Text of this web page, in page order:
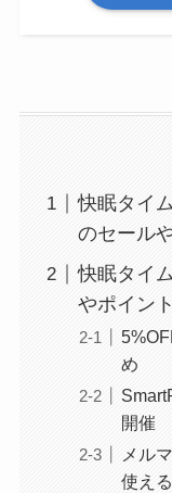
快眠タイ
のセール
快眠タイ
やポイン
め
開催
メル
使える